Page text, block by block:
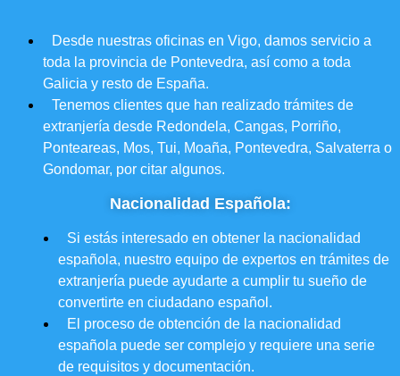
Desde nuestras oficinas en Vigo, damos servicio a
toda la provincia de Pontevedra, así como a toda
Galicia y resto de España.
Tenemos clientes que han realizado trámites de
extranjería desde Redondela, Cangas, Porriño,
Ponteareas, Mos, Tui, Moaña, Pontevedra, Salvaterra o
Gondomar, por citar algunos.
Nacionalidad Española:
Si estás interesado en obtener la nacionalidad
española, nuestro equipo de expertos en trámites de
extranjería puede ayudarte a cumplir tu sueño de
convertirte en ciudadano español.
El proceso de obtención de la nacionalidad
española puede ser complejo y requiere una serie
de requisitos y documentación.